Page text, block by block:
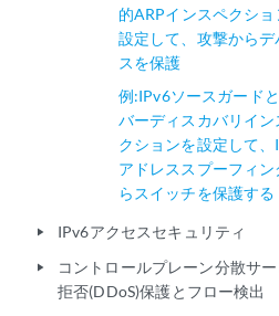
的ARPインスペクショ
設定して、攻撃からデ
スを保護
例:IPv6ソースガード
バーディスカバリイン
クションを設定して、
アドレススプーフィン
らスイッチを保護する
play_arrow IPv6アクセスセキュリティ
play_arrow
コントロールプレーン分散サー
拒否(DDoS)保護とフロー検出